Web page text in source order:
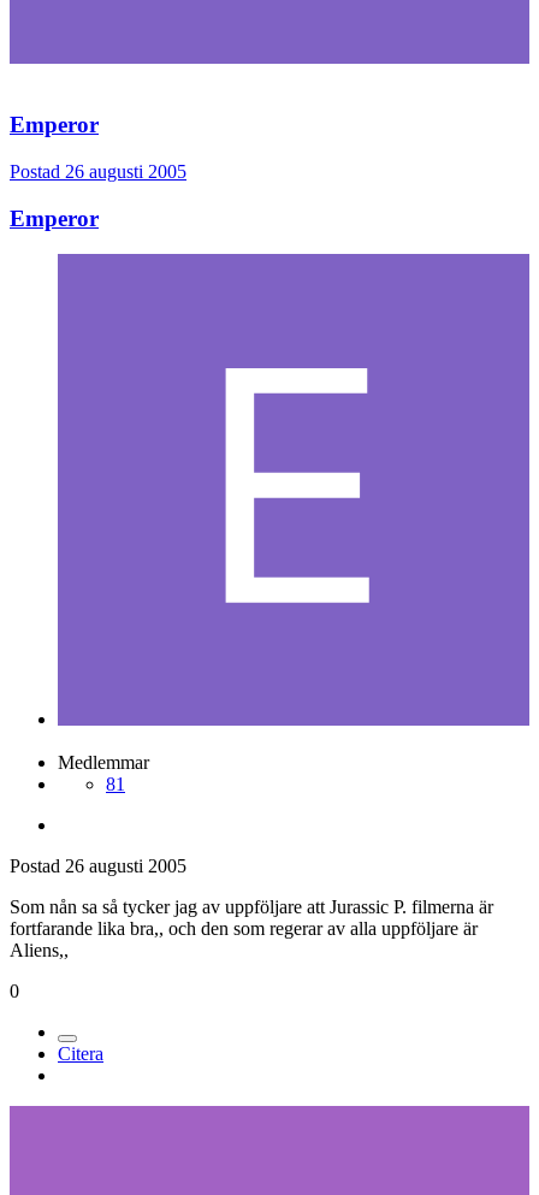
Emperor
Postad 26 augusti 2005
Emperor
Medlemmar
81
Postad 26 augusti 2005
Som nån sa så tycker jag av uppföljare att Jurassic P. filmerna är
fortfarande lika bra,, och den som regerar av alla uppföljare är
Aliens,,
0
Citera